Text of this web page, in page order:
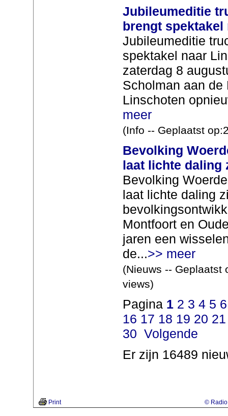
Jubileumeditie
brengt
Jubileumeditie
spektakel naar
zaterdag 8
Scholman aan de
Linschoten
meer
(Info -- Geplaatst
Bevolking
laat lichte daling
Bevolking
laat lichte daling
Montfoort en
jaren een
de...>> meer
(Nieuws -- Geplaatst
views)
Pagina 1 2 3 4 5 6
16 17 18 19 20 21
30 Volgende
Er zijn 16489
Print © Radio